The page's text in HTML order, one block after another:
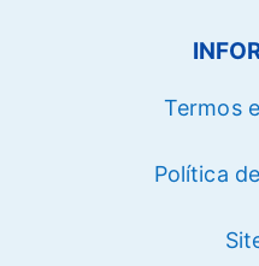
Termos
Política